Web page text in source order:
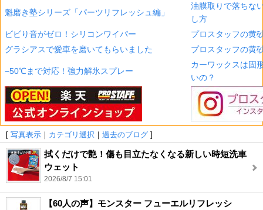
魁磨き塾シリーズ「パーツリフレッシュ編」
油膜取りで落ちな
し方
ビビり音がゼロ！シリコンワイパー
プロスタッフの黄
グラシアスで愛車を磨いてもらいました
プロスタッフの黄
−50℃まで対応！強力解氷スプレー
カーワックスは固
いの？
[ 写真表示 ｜ カテゴリ選択 ｜ 過去のブログ ]
拭くだけで艶！傷も目立たなくなる新しい時短洗車
ウェット
2026/8/7 15:01
【60人の声】モンスター フューエルリフレッシ